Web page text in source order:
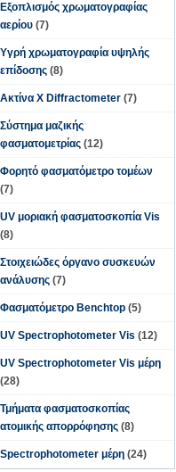
Εξοπλισμός χρωματογραφίας
αερίου (7)
Υγρή χρωματογραφία υψηλής
επίδοσης (8)
Ακτίνα X Diffractometer (7)
Σύστημα μαζικής
φασματομετρίας (12)
Φορητό φασματόμετρο τομέων
(7)
UV μοριακή φασματοσκοπία Vis
(8)
Στοιχειώδες όργανο συσκευών
ανάλυσης (7)
Φασματόμετρο Benchtop (5)
UV Spectrophotometer Vis (12)
UV Spectrophotometer Vis μέρη
(28)
Τμήματα φασματοσκοπίας
ατομικής απορρόφησης (8)
Spectrophotometer μέρη (24)